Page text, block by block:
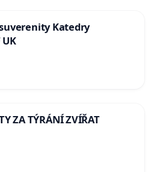
Katedry
ZA TÝRÁNÍ ZVÍŘAT